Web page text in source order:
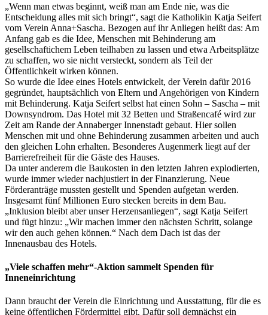
„Wenn man etwas beginnt, weiß man am Ende nie, was die
Entscheidung alles mit sich bringt“, sagt die Katholikin Katja Seifert
vom Verein Anna+Sascha. Bezogen auf ihr Anliegen heißt das: Am
Anfang gab es die Idee, Menschen mit Behinderung am
gesellschaftichem Leben teilhaben zu lassen und etwa Arbeitsplätze
zu schaffen, wo sie nicht versteckt, sondern als Teil der
Öffentlichkeit wirken können.
So wurde die Idee eines Hotels entwickelt, der Verein dafür 2016
gegründet, hauptsächlich von Eltern und Angehörigen von Kindern
mit Behinderung. Katja Seifert selbst hat einen Sohn – Sascha – mit
Downsyndrom. Das Hotel mit 32 Betten und Straßencafé wird zur
Zeit am Rande der Annaberger Innenstadt gebaut. Hier sollen
Menschen mit und ohne Behinderung zusammen arbeiten und auch
den gleichen Lohn erhalten. Besonderes Augenmerk liegt auf der
Barrierefreiheit für die Gäste des Hauses.
Da unter anderem die Baukosten in den letzten Jahren explodierten,
wurde immer wieder nachjustiert in der Finanzierung. Neue
Förderanträge mussten gestellt und Spenden aufgetan werden.
Insgesamt fünf Millionen Euro stecken bereits in dem Bau.
„Inklusion bleibt aber unser Herzensanliegen“, sagt Katja Seifert
und fügt hinzu: „Wir machen immer den nächsten Schritt, solange
wir den auch gehen können.“ Nach dem Dach ist das der
Innenausbau des Hotels.
„Viele schaffen mehr“-Aktion sammelt Spenden für
Inneneinrichtung
Dann braucht der Verein die Einrichtung und Ausstattung, für die es
keine öffentlichen Fördermittel gibt. Dafür soll demnächst ein